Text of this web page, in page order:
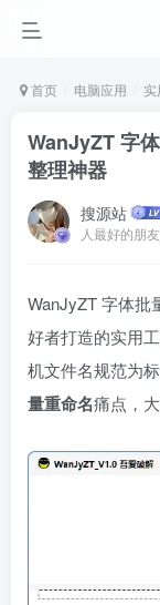
首页 电脑应用
WanJyZT 字
整理神器
搜源站
人最好的朋
WanJyZT 字体批
好者打造的实用
机文件名规范为
量重命名痛点，